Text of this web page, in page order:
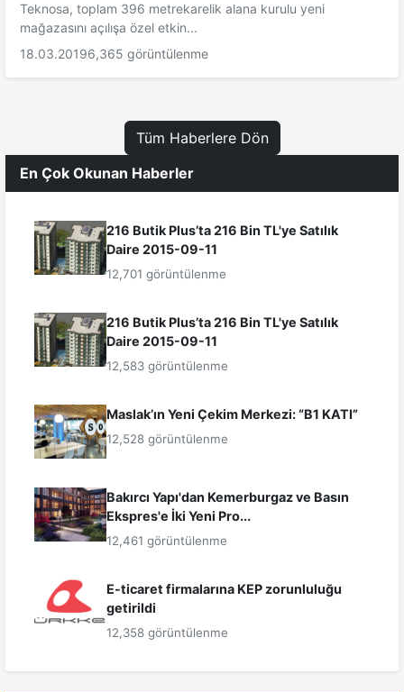
Teknosa, toplam 396 metrekarelik alana kurulu yeni
mağazasını açılışa özel etkin...
18.03.20196,365 görüntülenme
Tüm Haberlere Dön
En Çok Okunan Haberler
216 Butik Plus’ta 216 Bin TL'ye Satılık
Daire 2015-09-11
12,701 görüntülenme
216 Butik Plus’ta 216 Bin TL'ye Satılık
Daire 2015-09-11
12,583 görüntülenme
Maslak’ın Yeni Çekim Merkezi: “B1 KATI”
12,528 görüntülenme
Bakırcı Yapı'dan Kemerburgaz ve Basın
Ekspres'e İki Yeni Pro...
12,461 görüntülenme
E-ticaret firmalarına KEP zorunluluğu
getirildi
12,358 görüntülenme